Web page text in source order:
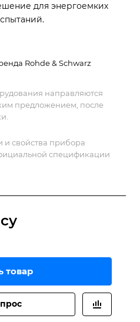
для энергоемких
Rohde & Schwarz
направляются
предложением, после
и свойства прибора
спецификации
товар